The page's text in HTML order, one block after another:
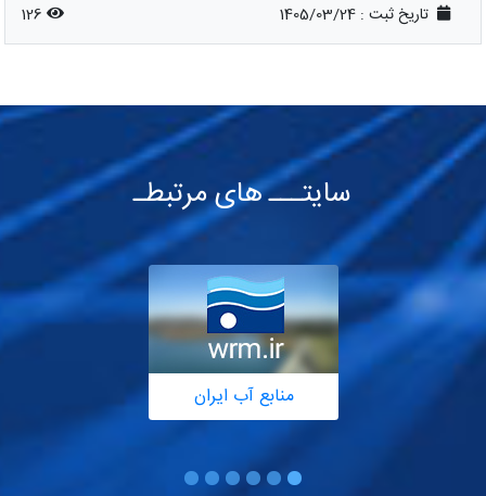
تاریخ ثبت : 1405/03/24
126
سایتـــ های مرتبطـ
منابع آب ایران